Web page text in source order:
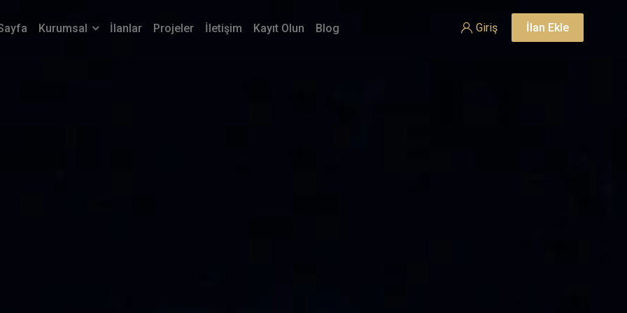
Kurumsal İlanlar Projeler İletişim Kayıt Olun Blog Giriş İlan Ekle